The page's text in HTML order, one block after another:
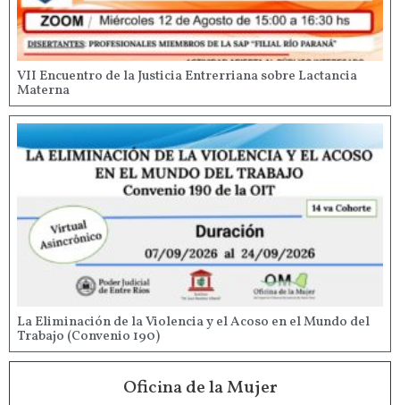
VII Encuentro de la Justicia Entrerriana sobre Lactancia
Materna
La Eliminación de la Violencia y el Acoso en el Mundo del
Trabajo (Convenio 190)
Oficina de la Mujer